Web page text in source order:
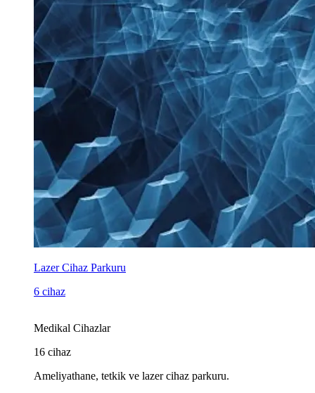
Lazer Cihaz Parkuru
6 cihaz
Medikal Cihazlar
16 cihaz
Ameliyathane, tetkik ve lazer cihaz parkuru.